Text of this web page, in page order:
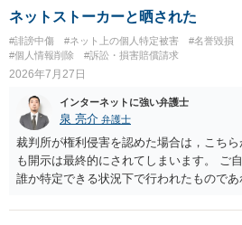
討するためには、公開の相談ではなく、詳
で弁護士へ直接相談するべきでしょう。
ネットストーカーと晒された
#誹謗中傷 #ネット上の個人特定被害 #名誉毀損
#個人情報削除
#訴訟・損害賠償請求
2026年7月27日
インターネットに強い弁護士
泉 亮介 弁護士
裁判所が権利侵害を認めた場合は，こち
も開示は最終的にされてしまいます。 ご
誰か特定できる状況下で行われたもので
いても，アカウントを特定したうえで，